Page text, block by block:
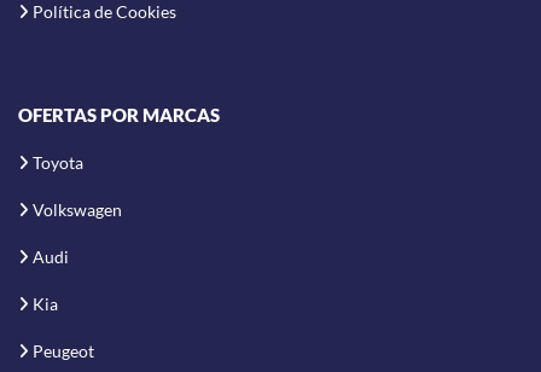
Política de Cookies
OFERTAS POR MARCAS
Toyota
Volkswagen
Audi
Kia
Peugeot